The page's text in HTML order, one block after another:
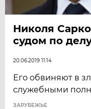
Николя
судом по
20.06.2019 11:14
Его обвиняют в
служебными
ЗАРУБЕЖЬЕ